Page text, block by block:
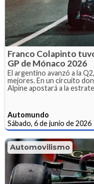
Franco Colapinto
GP de Mónaco 2026
El argentino avanzó a la
mejores. En un circuito
Alpine apostará a la
Automundo
Sábado, 6 de junio de 2026
Automovilismo